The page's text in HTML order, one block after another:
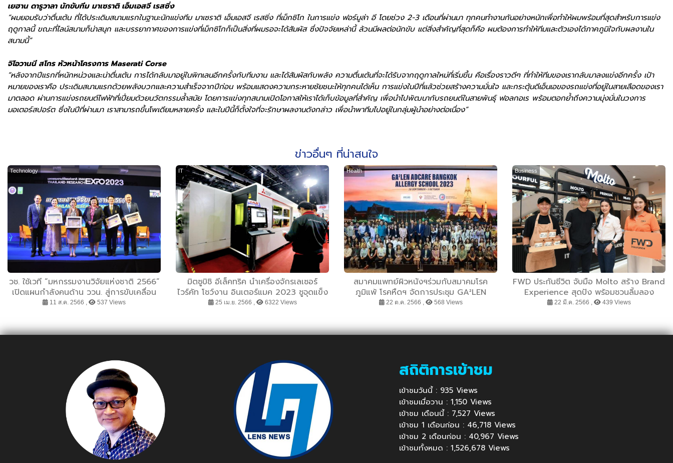
เยฮาน ดารูวาลา นักขับทีม มาเซราติ เอ็มเอสจี เรสซิ่ง
“ผมยอมรับว่าตื่นเต้น ที่ได้ประเดิมสนามแรกในฐานะนักแข่งทีม มาเซราติ เอ็มเอสจี เรสซิ่ง ที่เม็กซิโก ในการแข่ง ฟอร์มูล่า อี โดยช่วง 2-3 เดือนที่ผ่านมา ทุกคนทำงานกันอย่างหนักเพื่อทำให้ผมพร้อมที่สุดสำหรับการแข่ง
ฤดูกาลนี้ ขณะที่ไลน์สนามก็น่าสนุก และบรรยากาศของการแข่งที่เม็กซิโกก็เป็นสิ่งที่ผมรอจะได้สัมผัส ซึ่งปัจจัยเหล่านี้ ล้วนมีผลต่อนักขับ แต่สิ่งสำคัญที่สุดก็คือ ผมต้องการทำให้ทีมและตัวเองได้ภาคภูมิใจกับผลงานใน
สนามนี้”
จิโอวานนี สโกร หัวหน้าโครงการ Maserati Corse
“หลังจากปีแรกที่หนักหน่วงและน่าตื่นเต้น การได้กลับมาอยู่ในพิทเลนอีกครั้งกับทีมงาน และได้สัมผัสกับพลัง ความตื่นเต้นที่จะได้รับจากฤดูกาลใหม่ที่เริ่มขึ้น คือเรื่องราวดีๆ ที่ทำให้ทีมของเรากลับมาลงแข่งอีกครั้ง เป้า
หมายของเราคือ ประเดิมสนามแรกด้วยพลังบวกและความสำเร็จจากปีก่อน พร้อมแสดงความกระหายชัยชนะให้ทุกคนได้เห็น การแข่งในปีที่แล้วช่วยสร้างความมั่นใจ และกระตุ้นดีเอ็นเอของรถแข่งที่อยู่ในสายเลือดของเรา
มาตลอด ผ่านการแข่งรถยนต์ไฟฟ้าที่เปี่ยมด้วยนวัตกรรมล้ำสมัย โดยการแข่งทุกสนามเปิดโอกาสให้เราได้เก็บข้อมูลที่สำคัญ เพื่อนำไปพัฒนากับรถยนต์ในสายพันธุ์ ฟอลกอเร พร้อมตอกย้ำถึงความมุ่งมั่นในวงการ
มอเตอร์สปอร์ต ซึ่งในปีที่ผ่านมา เราสามารถขึ้นโพเดียมหลายครั้ง และในปีนี้ก็ตั้งใจที่จะรักษาผลงานดังกล่าว เพื่อนำพาทีมไปอยู่ในกลุ่มผู้นำอย่างต่อเนื่อง”
ข่าวอื่นๆ ที่น่าสนใจ
Technology
วช. ใช้เวที “มหกรรมงานวิจัยแห่งชาติ 2566”
เปิดแผนกำลังคนด้าน ววน. สู่การขับเคลื่อน
ด้วยงานวิจัยและนวัตกรรมเพื่อรองรับการ
11 ส.ค. 2566 , 537 Views
IT
มิตซูบิชิ อีเล็คทริค นำเครื่องจักรเลเซอร์
ไวร์คัท โชว์งาน อินเตอร์แมค 2023 ชูจุดแข็ง
ใช้ AI ขับเคลื่อนการผลิตเทคโนโลยีไฟเบอร์
25 เม.ย. 2566 , 6322 Views
Health
สมาคมแพทย์ผิวหนังฯร่วมกับสมาคมโรค
ภูมิแพ้ โรคหืดฯ จัดการประชุม GA²LEN
ADCARE Allergy School Bangkok
22 ต.ค. 2566 , 568 Views
Business
FWD ประกันชีวิต จับมือ Molto สร้าง Brand
Experience สุดปัง พร้อมชวนลิ้มลอง
ไอศกรีมรสชาติพิเศษ Som Jeed & Choc
22 มี.ค. 2566 , 439 Views
สถิติการเข้าชม
เข้าชมวันนี้ : 935 Views
เข้าชมเมื่อวาน : 1,150 Views
เข้าชม เดือนนี้ : 7,527 Views
เข้าชม 1 เดือนก่อน : 46,718 Views
เข้าชม 2 เดือนก่อน : 40,967 Views
เข้าชมทั้งหมด : 1,526,678 Views